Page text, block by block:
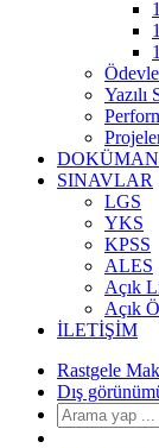
Yazılı
SINAVLAR
LGS
YKS
KPSS
ALES
Açık
Açık
İLETIŞIM
Rastgele
Dış